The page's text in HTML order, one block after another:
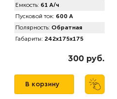
Емкость: 61 А/ч
Пусковой ток: 600 А
Полярность: Обратная
Габариты: 242x175x175
300 руб.
В корзину